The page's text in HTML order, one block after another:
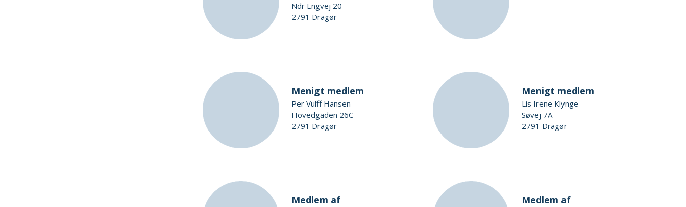
Ndr Engvej 20
2791 Dragør
Menigt medlem
Per Vulff Hansen
Hovedgaden 26C
2791 Dragør
Menigt medlem
Lis Irene Klynge
Søvej 7A
2791 Dragør
Medlem af
Medlem af